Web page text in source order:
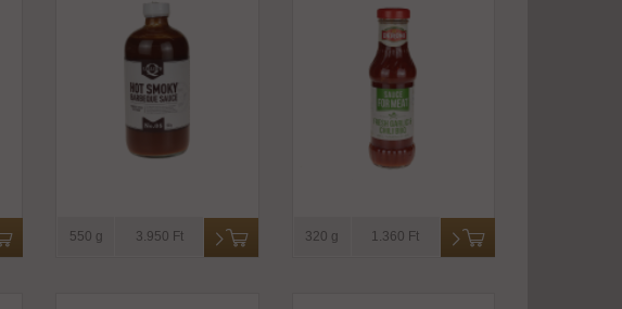
550 g 3.950 Ft 320 g 1.360 Ft